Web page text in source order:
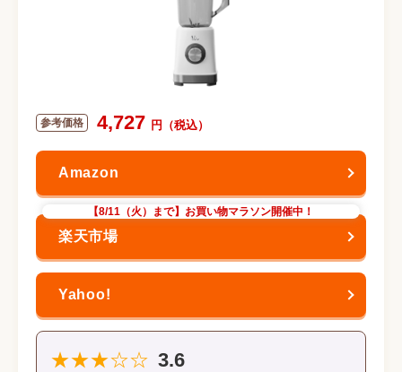
4,727
【8/11（火）まで】お買い物マラソン開催中！
★★★☆☆ 3.6